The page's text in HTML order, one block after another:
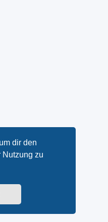
dir den
Nutzung zu